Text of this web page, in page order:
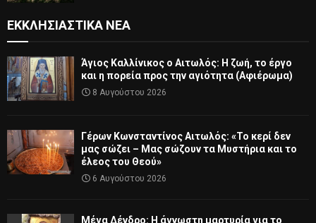
ΕΚΚΛΗΣΙΑΣΤΙΚΆ ΝΈΑ
Άγιος Καλλίνικος ο Αιτωλός: Η ζωή, το έργο
και η πορεία προς την αγιότητα (Αφιέρωμα)
8 Αυγούστου 2026
Γέρων Κωνσταντίνος Αιτωλός: «Το κερί δεν
μας σώζει – Μας σώζουν τα Μυστήρια και το
έλεος του Θεού»
6 Αυγούστου 2026
Μέγα Δένδρο: Η άγνωστη μαρτυρία για το